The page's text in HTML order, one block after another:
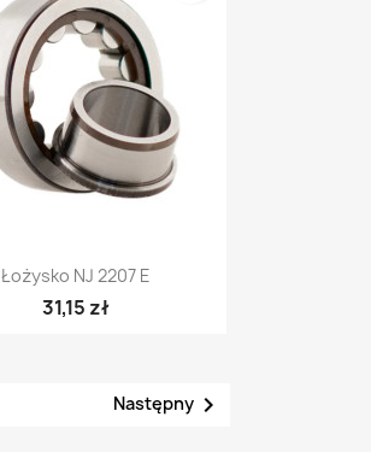
Szybki podgląd
Łożysko NJ 2207 E
31,15 zł
Następny